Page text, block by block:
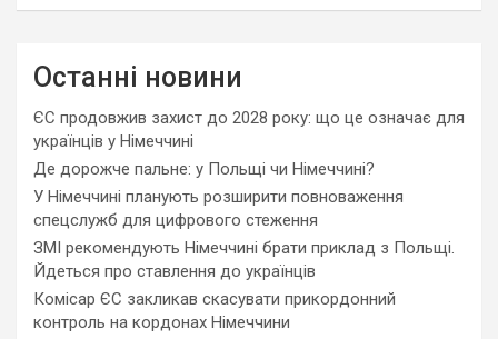
Останні новини
ЄС продовжив захист до 2028 року: що це означає для
українців у Німеччині
Де дорожче пальне: у Польщі чи Німеччині?
У Німеччині планують розширити повноваження
спецслужб для цифрового стеження
ЗМІ рекомендують Німеччині брати приклад з Польщі.
Йдеться про ставлення до українців
Комісар ЄС закликав скасувати прикордонний
контроль на кордонах Німеччини